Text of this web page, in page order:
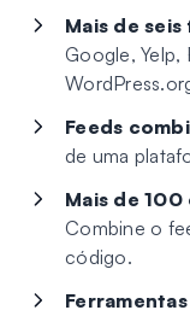
Mais de
Google, Yelp,
Feeds
de uma
Mais de
Combine o
código.